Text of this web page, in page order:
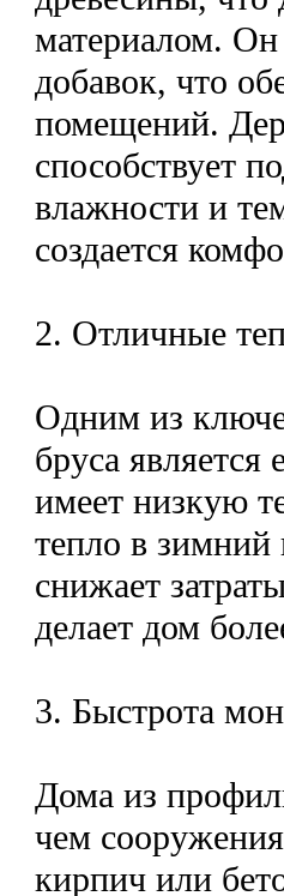
материалом.
добавок, что
помещений.
способствует
влажности и
создается
2. Отличные
Одним из
бруса является
имеет низкую
тепло в зимний
снижает
делает дом
3. Быстрота
Дома из
чем
кирпич или